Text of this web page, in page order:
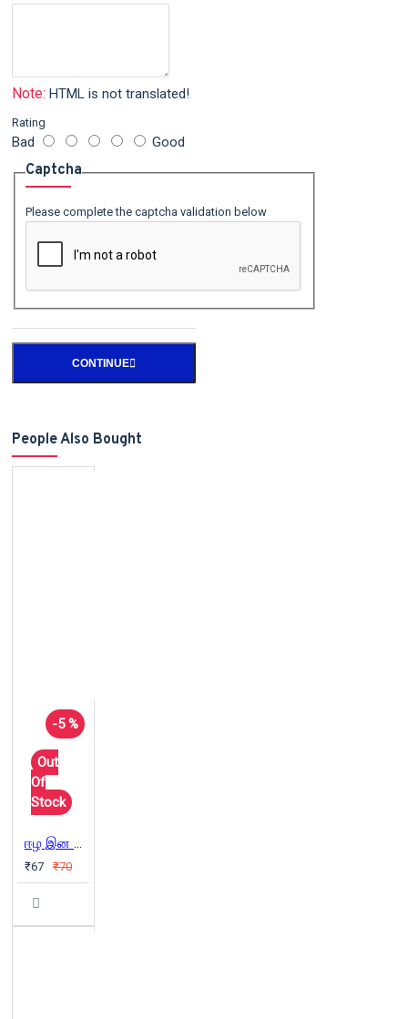
Note: HTML is not translated!
Rating
Bad Good
Captcha
Please complete the captcha validation below
CONTINUE
People Also Bought
-5 %
Out
Of
Stock
ஈழ இன அழிப்பில் பிரிட்டன் | Britain's Dirty War
₹67 ₹70